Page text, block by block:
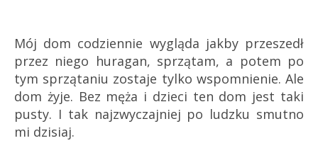
Mój dom codziennie wygląda jakby przeszedł
przez niego huragan, sprzątam, a potem po
tym sprzątaniu zostaje tylko wspomnienie. Ale
dom żyje. Bez męża i dzieci ten dom jest taki
pusty. I tak najzwyczajniej po ludzku smutno
mi dzisiaj.